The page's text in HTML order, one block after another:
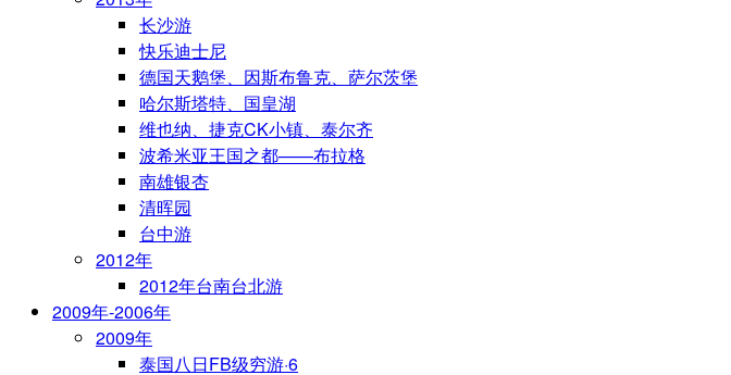
长沙游
快乐迪士尼
德国天鹅堡、因斯布鲁克、萨尔茨堡
哈尔斯塔特、国皇湖
维也纳、捷克CK小镇、泰尔齐
波希米亚王国之都——布拉格
南雄银杏
清晖园
台中游
2012年
2012年台南台北游
2009年-2006年
2009年
泰国八日FB级穷游·6